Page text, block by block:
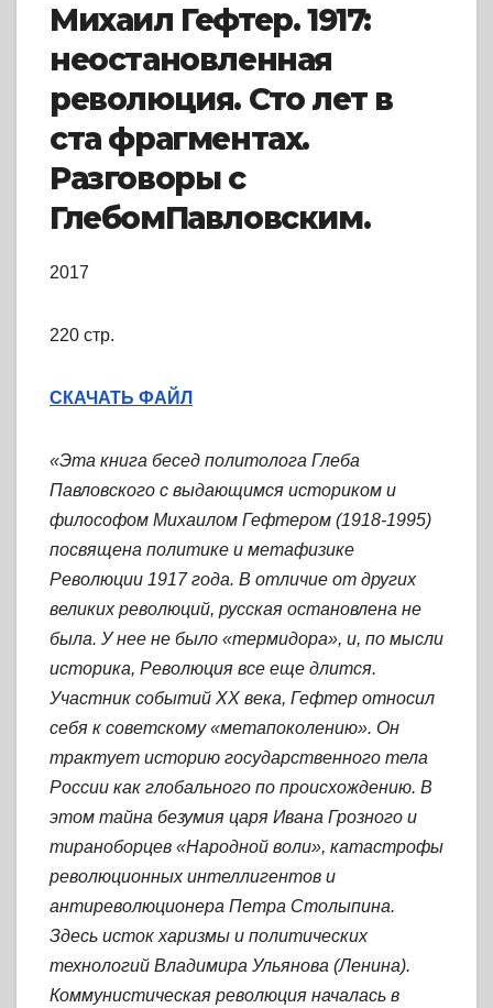
Михаил Гефтер. 1917:
неостановленная
революция. Сто лет в
ста фрагментах.
Разговоры с
ГлебомПавловским.
2017
220 стр.
СКАЧАТЬ ФАЙЛ
«Эта книга бесед политолога Глеба
Павловского с выдающимся историком и
философом Михаилом Гефтером (1918-1995)
посвящена политике и метафизике
Революции 1917 года. В отличие от других
великих революций, русская остановлена не
была. У нее не было «термидора», и, по мысли
историка, Революция все еще длится.
Участник событий XX века, Гефтер относил
себя к советскому «метапоколению». Он
трактует историю государственного тела
России как глобального по происхождению. В
этом тайна безумия царя Ивана Грозного и
тираноборцев «Народной воли», катастрофы
революционных интеллигентов и
антиреволюционера Петра Столыпина.
Здесь исток харизмы и политических
технологий Владимира Ульянова (Ленина).
Коммунистическая революция началась в